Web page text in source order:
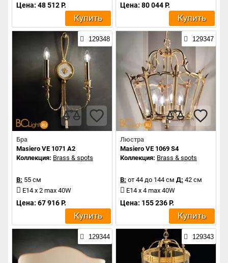
Цена: 48 512 Р.
Купить
Цена: 80 044 Р.
Купить
129348
Бра
Masiero VE 1071 A2
Коллекция: Brass & spots
В: 55 см
E14 x 2 max 40W
Цена: 67 916 Р.
Купить
129347
Люстра
Masiero VE 1069 S4
Коллекция: Brass & spots
В: от 44 до 144 см Д: 42 см
E14 x 4 max 40W
Цена: 155 236 Р.
Купить
129344 129343